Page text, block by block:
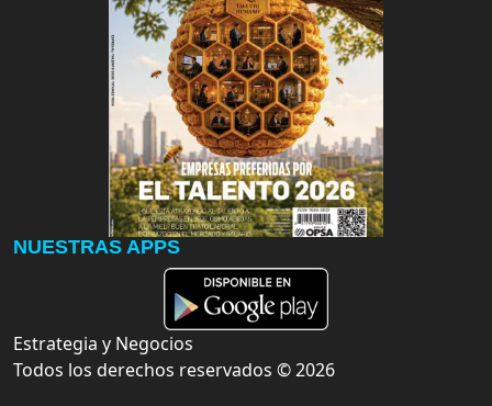
NUESTRAS APPS
Estrategia y Negocios
Todos los derechos reservados ©2026